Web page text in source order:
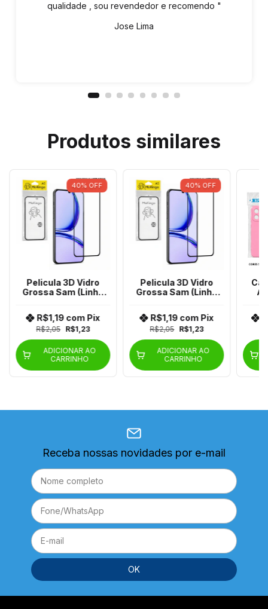
qualidade , sou revendedor e recomendo "
Jose Lima
Produtos similares
40% OFF
Pelicula 3D Vidro
Grossa Sam (Linha
R$2,05 R$1,23
R$1,19 com Pix
ADICIONAR AO
CARRINHO
40% OFF
Pelicula 3D Vidro
Grossa Sam (Linha
R$2,05 R$1,23
R$1,19 com Pix
ADICIONAR AO
CARRINHO
Receba nossas novidades por e-mail